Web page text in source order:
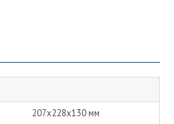
207х228х130 мм